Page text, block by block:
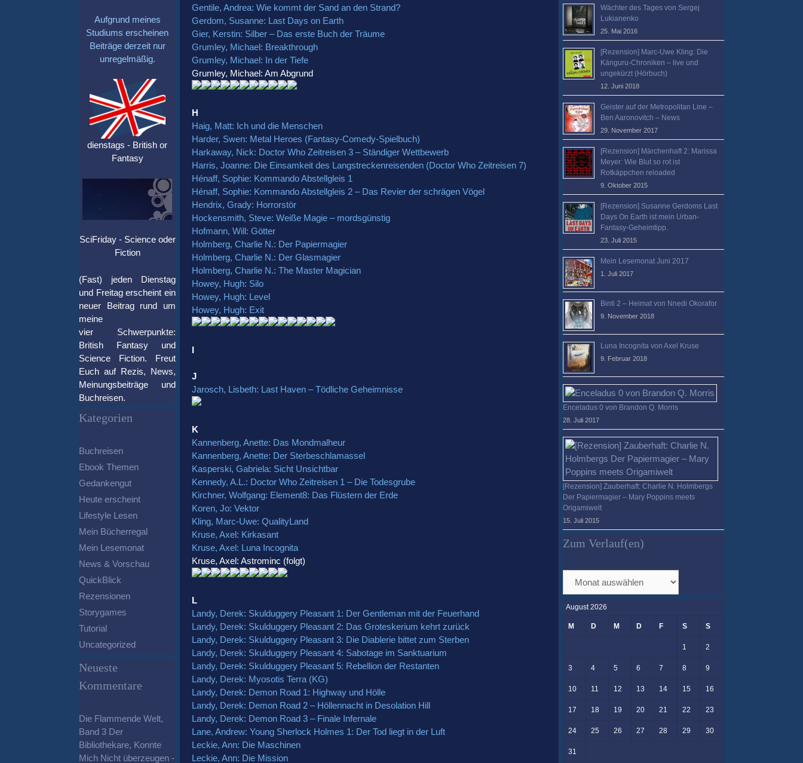
Gentile, Andrea: Wie kommt der Sand an den Strand?
Gerdom, Susanne: Last Days on Earth
Gier, Kerstin: Silber – Das erste Buch der Träume
Grumley, Michael: Breakthrough
Grumley, Michael: In der Tiefe
Grumley, Michael: Am Abgrund
H
Haig, Matt: Ich und die Menschen
Harder, Swen: Metal Heroes (Fantasy-Comedy-Spielbuch)
Harkaway, Nick: Doctor Who Zeitreisen 3 – Ständiger Wettbewerb
Harris, Joanne: Die Einsamkeit des Langstreckenreisenden (Doctor Who Zeitreisen 7)
Hénaff, Sophie: Kommando Abstellgleis 1
Hénaff, Sophie: Kommando Abstellgleis 2 – Das Revier der schrägen Vögel
Hendrix, Grady: Horrorstör
Hockensmith, Steve: Weiße Magie – mordsgünstig
Hofmann, Will: Götter
Holmberg, Charlie N.: Der Papiermagier
Holmberg, Charlie N.: Der Glasmagier
Holmberg, Charlie N.: The Master Magician
Howey, Hugh: Silo
Howey, Hugh: Level
Howey, Hugh: Exit
I
J
Jarosch, Lisbeth: Last Haven – Tödliche Geheimnisse
K
Kannenberg, Anette: Das Mondmalheur
Kannenberg, Anette: Der Sterbeschlamassel
Kasperski, Gabriela: Sicht Unsichtbar
Kennedy, A.L.: Doctor Who Zeitreisen 1 – Die Todesgrube
Kirchner, Wolfgang: Element8: Das Flüstern der Erde
Koren, Jo: Vektor
Kling, Marc-Uwe: QualityLand
Kruse, Axel: Kirkasant
Kruse, Axel: Luna Incognita
Kruse, Axel: Astrominc (folgt)
L
Landy, Derek: Skulduggery Pleasant 1: Der Gentleman mit der Feuerhand
Landy, Derek: Skulduggery Pleasant 2: Das Groteskerium kehrt zurück
Landy, Derek: Skulduggery Pleasant 3: Die Diablerie bittet zum Sterben
Landy, Derek: Skulduggery Pleasant 4: Sabotage im Sanktuarium
Landy, Derek: Skulduggery Pleasant 5: Rebellion der Restanten
Landy, Derek: Myosotis Terra (KG)
Landy, Derek: Demon Road 1: Highway und Hölle
Landy, Derek: Demon Road 2 – Höllennacht in Desolation Hill
Landy, Derek: Demon Road 3 – Finale Infernale
Lane, Andrew: Young Sherlock Holmes 1: Der Tod liegt in der Luft
Leckie, Ann: Die Maschinen
Leckie, Ann: Die Mission
Aufgrund meines
Studiums erscheinen
Beiträge derzeit nur
unregelmäßig.
dienstags - British or
Fantasy
SciFriday - Science oder
Fiction
(Fast) jeden Dienstag
und Freitag erscheint ein
neuer Beitrag rund um
meine
vier Schwerpunkte:
British Fantasy und
Science Fiction. Freut
Euch auf Rezis, News,
Meinungsbeiträge und
Buchreisen.
Kategorien
Buchreisen
Ebook Themen
Gedankengut
Heute erscheint
Lifestyle Lesen
Mein Bücherregal
Mein Lesemonat
News & Vorschau
QuickBlick
Rezensionen
Storygames
Tutorial
Uncategorized
Neueste
Kommentare
Die Flammende Welt,
Band 3 Der
Bibliothekare, Konnte
Mich Nicht überzeugen -
Wächter des Tages von Sergej
Lukianenko
25. Mai 2016
[Rezension] Marc-Uwe Kling: Die
Känguru-Chroniken – live und
ungekürzt (Hörbuch)
12. Juni 2018
Geister auf der Metropolitan Line –
Ben Aaronovitch – News
29. November 2017
[Rezension] Märchenhaft 2: Marissa
Meyer: Wie Blut so rot ist
Rotkäppchen reloaded
9. Oktober 2015
[Rezension] Susanne Gerdoms Last
Days On Earth ist mein Urban-
Fantasy-Geheimtipp.
23. Juli 2015
Mein Lesemonat Juni 2017
1. Juli 2017
Binti 2 – Heimat von Nnedi Okorafor
9. November 2018
Luna Incognita von Axel Kruse
9. Februar 2018
Enceladus 0 von Brandon Q. Morris
28. Juli 2017
[Rezension] Zauberhaft: Charlie N. Holmbergs
Der Papiermagier – Mary Poppins meets
Origamiwelt
15. Juli 2015
Zum Verlauf(en)
Verlauf(en)
August 2026
M D M D F S S
1 2
3 4 5 6 7 8 9
10 11 12 13 14 15 16
17 18 19 20 21 22 23
24 25 26 27 28 29 30
31